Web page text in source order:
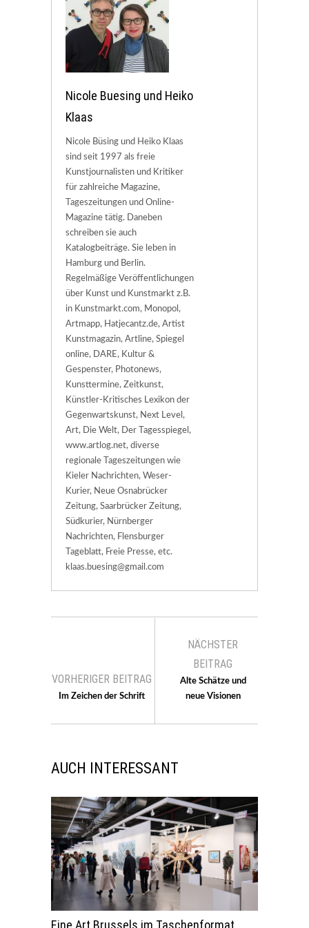
Nicole Buesing und Heiko
Klaas
Nicole Büsing und Heiko Klaas
sind seit 1997 als freie
Kunstjournalisten und Kritiker
für zahlreiche Magazine,
Tageszeitungen und Online-
Magazine tätig. Daneben
schreiben sie auch
Katalogbeiträge. Sie leben in
Hamburg und Berlin.
Regelmäßige Veröffentlichungen
über Kunst und Kunstmarkt z.B.
in Kunstmarkt.com, Monopol,
Artmapp, Hatjecantz.de, Artist
Kunstmagazin, Artline, Spiegel
online, DARE, Kultur &
Gespenster, Photonews,
Kunsttermine, Zeitkunst,
Künstler-Kritisches Lexikon der
Gegenwartskunst, Next Level,
Art, Die Welt, Der Tagesspiegel,
www.artlog.net, diverse
regionale Tageszeitungen wie
Kieler Nachrichten, Weser-
Kurier, Neue Osnabrücker
Zeitung, Saarbrücker Zeitung,
Südkurier, Nürnberger
Nachrichten, Flensburger
Tageblatt, Freie Presse, etc.
klaas.buesing@gmail.com
VORHERIGER BEITRAG
Im Zeichen der Schrift
NÄCHSTER
BEITRAG
Alte Schätze und
neue Visionen
AUCH INTERESSANT